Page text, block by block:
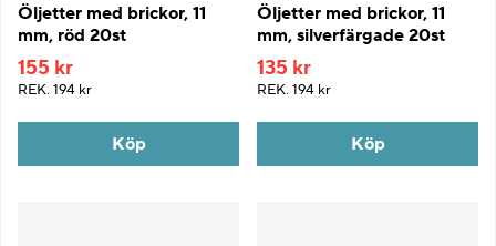
Öljetter med brickor, 11
mm, röd 20st
155 kr
REK. 194 kr
Köp
Öljetter med brickor, 11
mm, silverfärgade 20st
135 kr
REK. 194 kr
Köp